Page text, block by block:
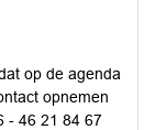
op de agenda
opnemen
- 46 21 84 67